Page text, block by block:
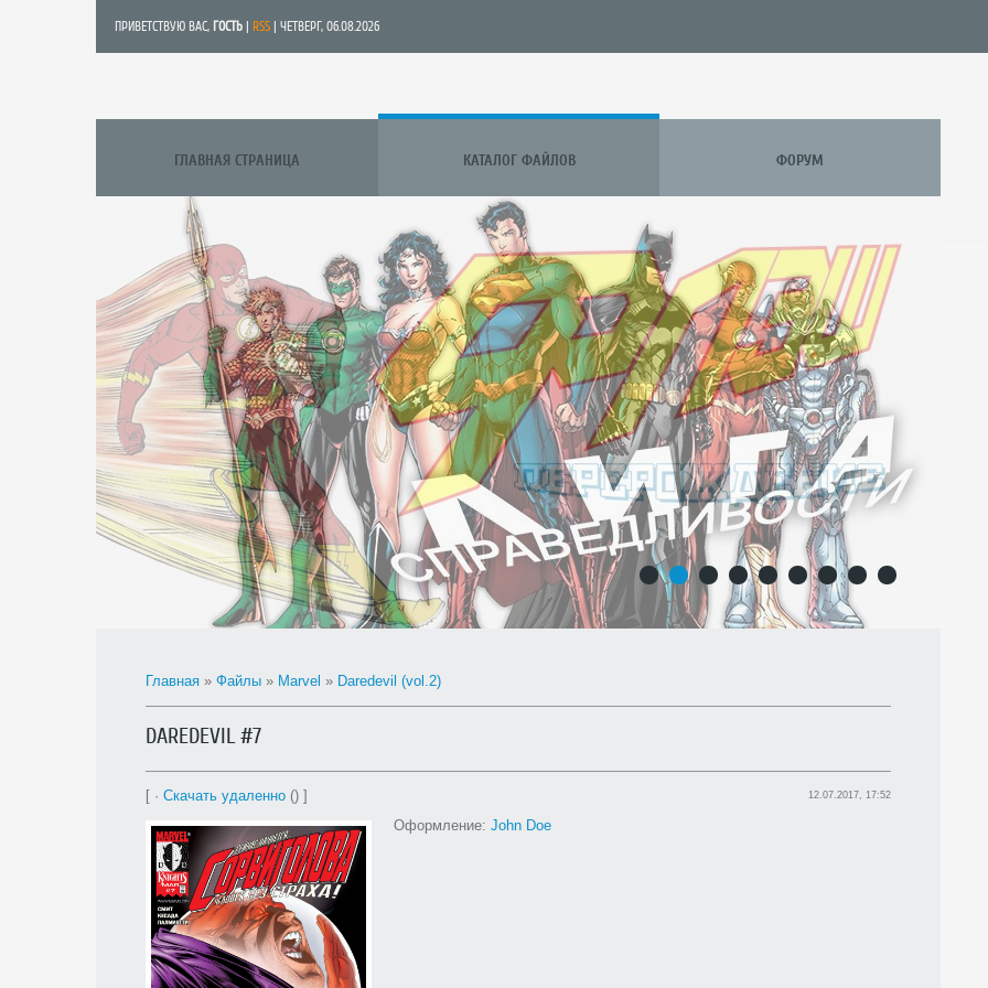
ПРИВЕТСТВУЮ ВАС, ГОСТЬ RSS | ЧЕТВЕРГ, 06.08.2026
ГЛАВНАЯ СТРАНИЦА КАТАЛОГ ФАЙЛОВ ФОРУМ
1
2 4 6 7
Главная » Файлы » Marvel » Daredevil (vol.2)
DAREDEVIL #7
[ · Скачать удаленно () ] 12.07.2017, 17:52
Оформление: John Doe